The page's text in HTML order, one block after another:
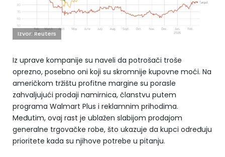
Izvor: Reuters
Iz uprave kompanije su naveli da potrošači troše
oprezno, posebno oni koji su skromnije kupovne moći. Na
američkom tržištu profitne margine su porasle
zahvaljujući prodaji namirnica, članstvu putem
programa Walmart Plus i reklamnim prihodima.
Međutim, ovaj rast je ublažen slabijom prodajom
generalne trgovačke robe, što ukazuje da kupci određuju
prioritete kada su njihove potrebe u pitanju.